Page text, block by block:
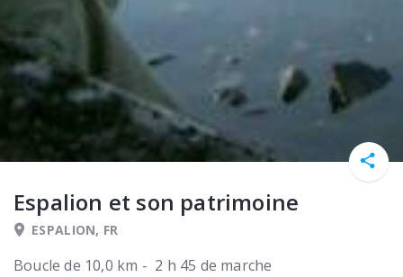
Espalion et son patrimoine
ESPALION, FR
Boucle de 10,0 km - 2 h 45 de marche